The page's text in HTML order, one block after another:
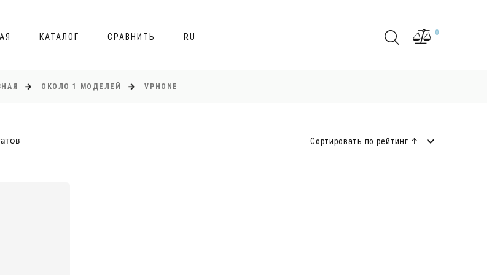
КАТАЛОГ СРАВНИТЬ RU 0
ОКОЛО 1 МОДЕЛЕЙ VPHONE
Сортировать по рейтинг ↑